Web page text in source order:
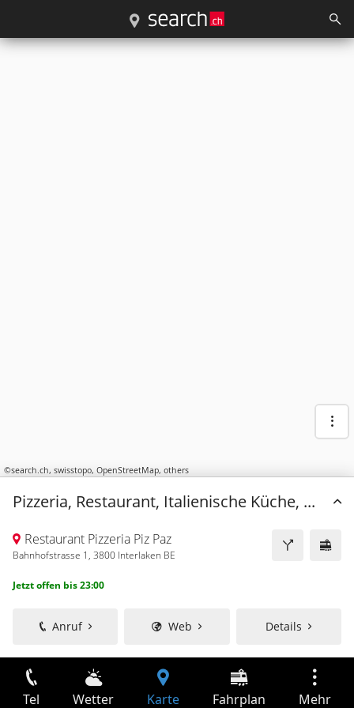
©search.ch, swisstopo, OpenStreetMap, others
Pizzeria, Restaurant, Italienische Küche, ...
Restaurant Pizzeria Piz Paz
Bahnhofstrasse 1, 3800 Interlaken BE
Jetzt offen bis 23:00
Anruf Web Details
Tel Wetter Karte Fahrplan Mehr